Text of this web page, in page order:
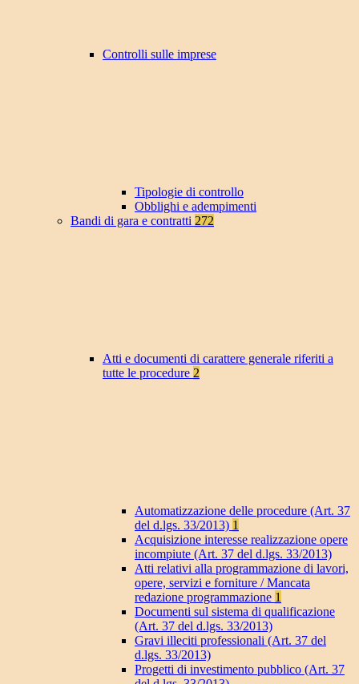
Controlli sulle imprese
Tipologie di controllo
Obblighi e adempimenti
Bandi di gara e contratti 272
Atti e documenti di carattere generale riferiti a
tutte le procedure 2
Automatizzazione delle procedure (Art. 37
del d.lgs. 33/2013) 1
Acquisizione interesse realizzazione opere
incompiute (Art. 37 del d.lgs. 33/2013)
Atti relativi alla programmazione di lavori,
opere, servizi e forniture / Mancata
redazione programmazione 1
Documenti sul sistema di qualificazione
(Art. 37 del d.lgs. 33/2013)
Gravi illeciti professionali (Art. 37 del
d.lgs. 33/2013)
Progetti di investimento pubblico (Art. 37